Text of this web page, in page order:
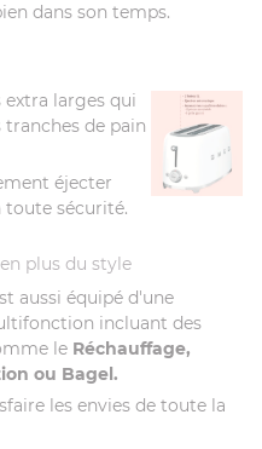
dans son temps.
extra larges qui
de pain
éjecter
toute sécurité.
plus du style
aussi équipé d'une
incluant des
le Réchauffage,
ou Bagel.
les envies de toute la